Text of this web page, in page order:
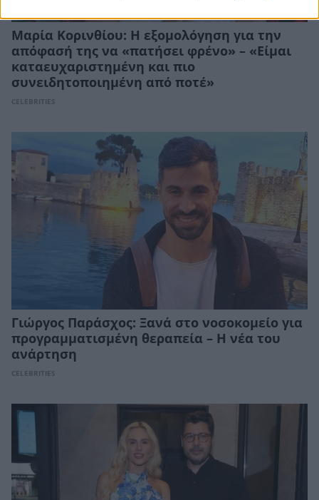
Μαρία Κορινθίου: Η εξομολόγηση για την
απόφασή της να «πατήσει φρένο» – «Είμαι
καταευχαριστημένη και πιο
συνειδητοποιημένη από ποτέ»
CELEBRITIES
Γιώργος Παράσχος: Ξανά στο νοσοκομείο για
προγραμματισμένη θεραπεία – Η νέα του
ανάρτηση
CELEBRITIES